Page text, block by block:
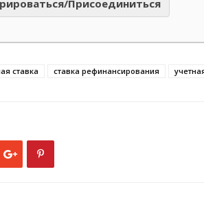
Присоединиться
ставка ставка рефинансирования